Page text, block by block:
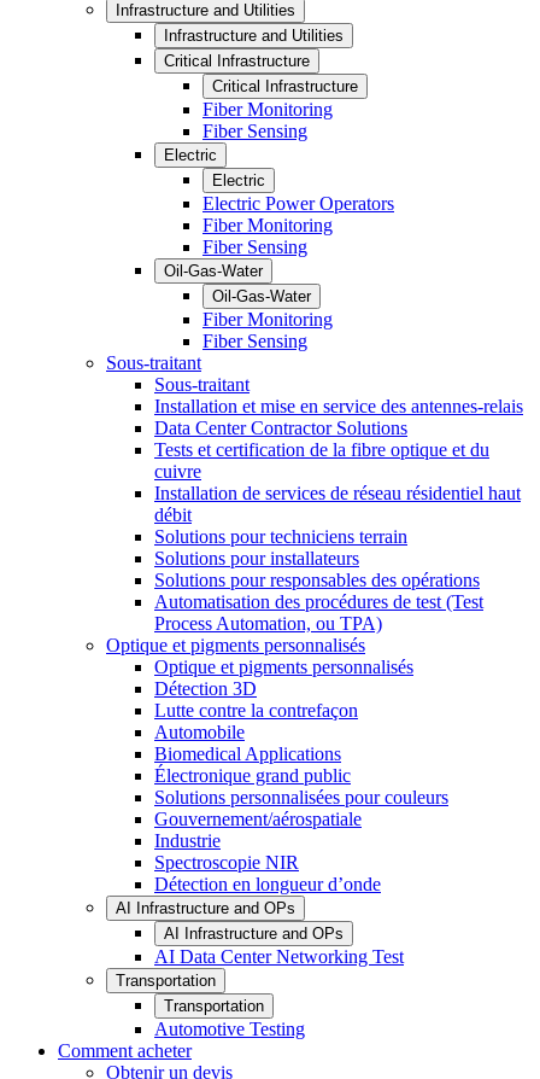
Infrastructure and Utilities
Infrastructure and Utilities
Critical Infrastructure
Critical Infrastructure
Fiber Monitoring
Fiber Sensing
Electric
Electric
Electric Power Operators
Fiber Monitoring
Fiber Sensing
Oil-Gas-Water
Oil-Gas-Water
Fiber Monitoring
Fiber Sensing
Sous-traitant
Sous-traitant
Installation et mise en service des antennes-relais
Data Center Contractor Solutions
Tests et certification de la fibre optique et du
cuivre
Installation de services de réseau résidentiel haut
débit
Solutions pour techniciens terrain
Solutions pour installateurs
Solutions pour responsables des opérations
Automatisation des procédures de test (Test
Process Automation, ou TPA)
Optique et pigments personnalisés
Optique et pigments personnalisés
Détection 3D
Lutte contre la contrefaçon
Automobile
Biomedical Applications
Électronique grand public
Solutions personnalisées pour couleurs
Gouvernement/aérospatiale
Industrie
Spectroscopie NIR
Détection en longueur d’onde
AI Infrastructure and OPs
AI Infrastructure and OPs
AI Data Center Networking Test
Transportation
Transportation
Automotive Testing
Comment acheter
Obtenir un devis